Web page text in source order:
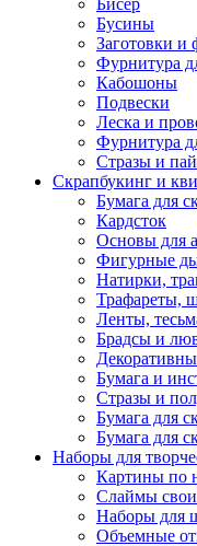
Бусины
Заготовки и
Фурнитура
Кабошоны
Подвески
Леска и
Фурнитура
Стразы и
Скрапбукинг и
Бумага для
Кардсток
Основы для
Фигурные
Натирки,
Трафареты,
Ленты,
Брадсы и
Бумага и
Стразы и
Бумага для
Бумага для
Наборы для
Картины по
Слаймы
Наборы для
Объемные